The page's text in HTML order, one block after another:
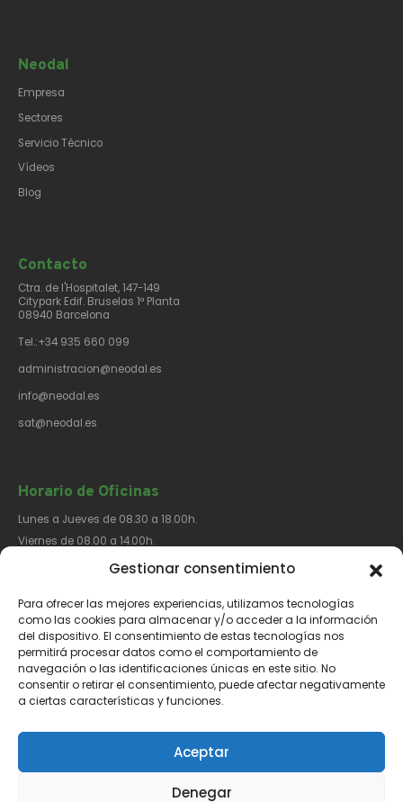
Gestionar consentimiento
Para ofrecer las mejores experiencias, utilizamos tecnologías
como las cookies para almacenar y/o acceder a la información
del dispositivo. El consentimiento de estas tecnologías nos
permitirá procesar datos como el comportamiento de
navegación o las identificaciones únicas en este sitio. No
consentir o retirar el consentimiento, puede afectar negativamente
a ciertas características y funciones.
Aceptar
Denegar
Neodal
Empresa
Sectores
Servicio Técnico
Vídeos
Blog
Contacto​
Ctra. de l'Hospitalet, 147-149
Citypark Edif. Bruselas 1ª Planta
08940 Barcelona
Tel.:+34 935 660 099
administracion@neodal.es
info@neodal.es
sat@neodal.es
Horario de Oficinas
Lunes a Jueves de 08.30 a 18.00h.
Viernes de 08.00 a 14.00h.
Síguenos​
Aviso Legal Política de Privacidad Política de Cookies